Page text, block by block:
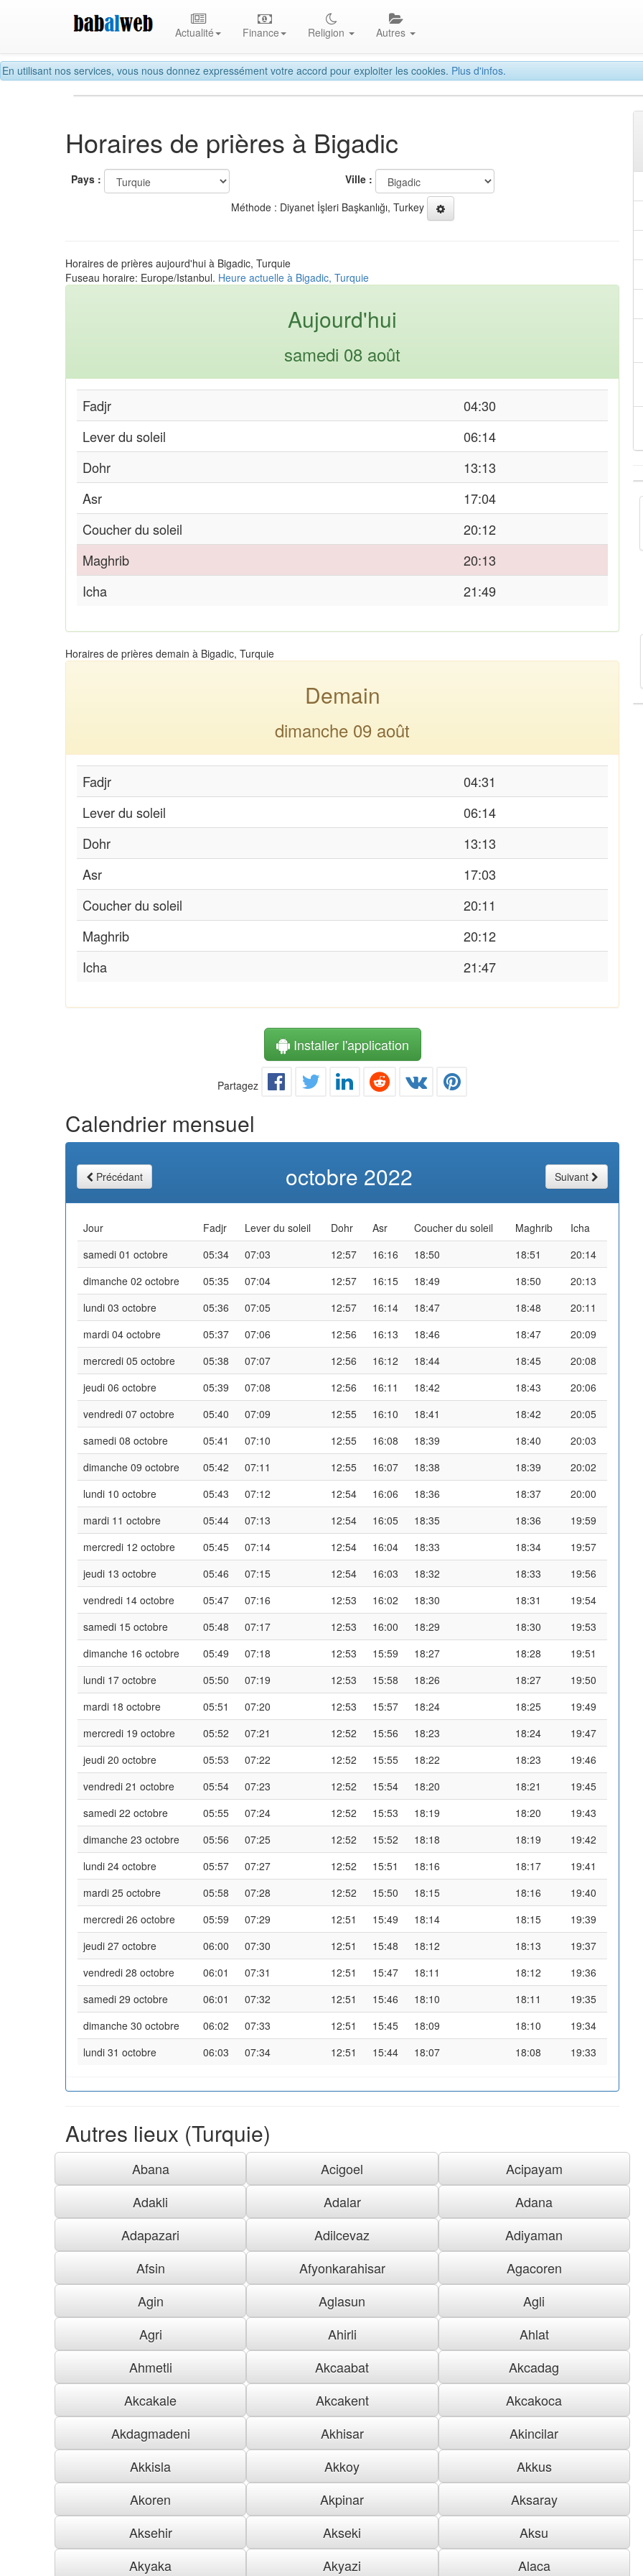
En utilisant nos services, vous nous donnez expressément votre accord pour exploiter les cookies. Plus d'infos.
Actualité Finance Religion Autres
Horaires de prières à Bigadic
Pays :
Ville :
Méthode : Diyanet İşleri Başkanlığı, Turkey
Horaires de prières aujourd'hui à Bigadic, Turquie
Fuseau horaire: Europe/Istanbul. Heure actuelle à Bigadic, Turquie
Aujourd'hui
samedi 08 août
Fadjr
04:30
Lever du soleil
06:14
Dohr
13:13
Asr
17:04
Coucher du soleil
20:12
Maghrib
20:13
Icha
21:49
Horaires de prières demain à Bigadic, Turquie
Demain
dimanche 09 août
Fadjr
04:31
Lever du soleil
06:14
Dohr
13:13
Asr
17:03
Coucher du soleil
20:11
Maghrib
20:12
Icha
21:47
Installer l'application
Partagez
Calendrier mensuel
Précédant octobre 2022 Suivant
Jour Fadjr Lever du soleil Dohr Asr Coucher du soleil Maghrib
Icha
samedi 01 octobre
05:34 07:03 12:57 16:16 18:50 18:51
20:14
dimanche 02 octobre
05:35 07:04 12:57 16:15 18:49 18:50
20:13
lundi 03 octobre
05:36 07:05 12:57 16:14 18:47 18:48
20:11
mardi 04 octobre
05:37 07:06 12:56 16:13 18:46 18:47
20:09
mercredi 05 octobre
05:38 07:07 12:56 16:12 18:44 18:45
20:08
jeudi 06 octobre
05:39 07:08 12:56 16:11 18:42 18:43
20:06
vendredi 07 octobre
05:40 07:09 12:55 16:10 18:41 18:42
20:05
samedi 08 octobre
05:41 07:10 12:55 16:08 18:39 18:40
20:03
dimanche 09 octobre
05:42 07:11 12:55 16:07 18:38 18:39
20:02
lundi 10 octobre
05:43 07:12 12:54 16:06 18:36 18:37
20:00
mardi 11 octobre
05:44 07:13 12:54 16:05 18:35 18:36
19:59
mercredi 12 octobre
05:45 07:14 12:54 16:04 18:33 18:34
19:57
jeudi 13 octobre
05:46 07:15 12:54 16:03 18:32 18:33
19:56
vendredi 14 octobre
05:47 07:16 12:53 16:02 18:30 18:31
19:54
samedi 15 octobre
05:48 07:17 12:53 16:00 18:29 18:30
19:53
dimanche 16 octobre
05:49 07:18 12:53 15:59 18:27 18:28
19:51
lundi 17 octobre
05:50 07:19 12:53 15:58 18:26 18:27
19:50
mardi 18 octobre
05:51 07:20 12:53 15:57 18:24 18:25
19:49
mercredi 19 octobre
05:52 07:21 12:52 15:56 18:23 18:24
19:47
jeudi 20 octobre
05:53 07:22 12:52 15:55 18:22 18:23
19:46
vendredi 21 octobre
05:54 07:23 12:52 15:54 18:20 18:21
19:45
samedi 22 octobre
05:55 07:24 12:52 15:53 18:19 18:20
19:43
dimanche 23 octobre
05:56 07:25 12:52 15:52 18:18 18:19
19:42
lundi 24 octobre
05:57 07:27 12:52 15:51 18:16 18:17
19:41
mardi 25 octobre
05:58 07:28 12:52 15:50 18:15 18:16
19:40
mercredi 26 octobre
05:59 07:29 12:51 15:49 18:14 18:15
19:39
jeudi 27 octobre
06:00 07:30 12:51 15:48 18:12 18:13
19:37
vendredi 28 octobre
06:01 07:31 12:51 15:47 18:11 18:12
19:36
samedi 29 octobre
06:01 07:32 12:51 15:46 18:10 18:11
19:35
dimanche 30 octobre
06:02 07:33 12:51 15:45 18:09 18:10
19:34
lundi 31 octobre
06:03 07:34 12:51 15:44 18:07 18:08 19:33
Autres lieux (Turquie)
Abana Acigoel
Acipayam
Adakli
Adalar
Adana
Adapazari
Adilcevaz
Adiyaman
Afsin
Afyonkarahisar
Agacoren
Agin
Aglasun
Agli
Agri
Ahirli
Ahlat
Ahmetli
Akcaabat
Akcadag
Akcakale
Akcakent
Akcakoca
Akdagmadeni
Akhisar
Akincilar
Akkisla
Akkoy
Akkus
Akoren
Akpinar
Aksaray
Aksehir
Akseki
Aksu
Akyaka
Akyazi Alaca